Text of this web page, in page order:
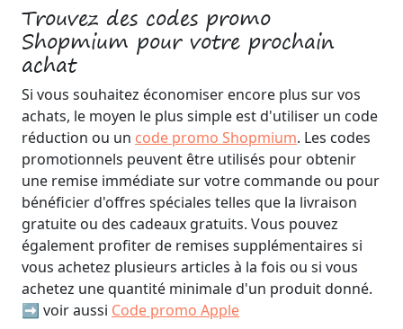
Trouvez des codes promo
Shopmium pour votre prochain
achat
Si vous souhaitez économiser encore plus sur vos
achats, le moyen le plus simple est d'utiliser un code
réduction ou un code promo Shopmium. Les codes
promotionnels peuvent être utilisés pour obtenir
une remise immédiate sur votre commande ou pour
bénéficier d'offres spéciales telles que la livraison
gratuite ou des cadeaux gratuits. Vous pouvez
également profiter de remises supplémentaires si
vous achetez plusieurs articles à la fois ou si vous
achetez une quantité minimale d'un produit donné.
➡️ voir aussi Code promo Apple